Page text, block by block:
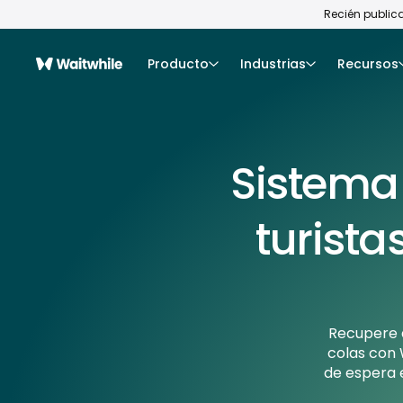
Recién
Producto Industrias Recursos
Recupere
colas con
de espera